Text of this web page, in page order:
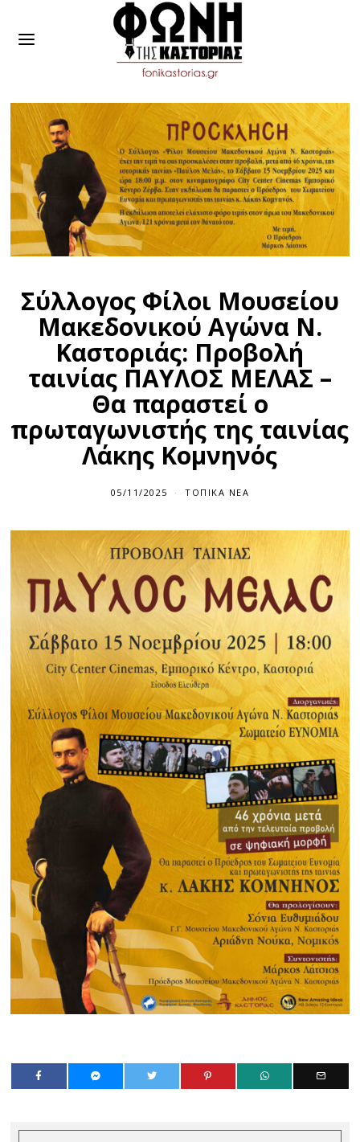
Σύλλογος Φίλοι Μουσείου
Μακεδονικού Αγώνα Ν.
Καστοριάς: Προβολή
ταινίας ΠΑΥΛΟΣ ΜΕΛΑΣ –
Θα παραστεί ο
πρωταγωνιστής της ταινίας
Λάκης Κομνηνός
05/11/2025
1
1
/
2
0
2
5
ΤΟΠΙΚΆ ΝΈΑ